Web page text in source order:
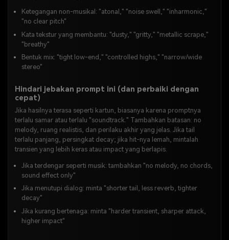
Ketegangan non-musikal: "atonal," "noise swell," "inharmonic,"
"no clear pitch"
Kata tekstur yang membantu: "dusty," "gritty," "metallic scrape,"
"breathy"
Bentuk mix: "tight low-end," "controlled highs," "narrow/wide
stereo"
Hindari jebakan prompt ini (dan perbaiki dengan
cepat)
Jika hasilnya terasa seperti kartun, biasanya karena promptnya
terlalu samar atau terlalu "soundtrack." Tambahkan batasan: no
melody, ruang realistis, dan perilaku akhir yang jelas. Jika tail
terlalu panjang, persingkat decay; jika hit-nya lemah, mintalah
transien yang lebih keras atau impact yang berlapis.
Jika terdengar seperti musik: tambahkan "no melody, no chords,
sound effect only"
Jika menutupi dialog: minta "shorter tail, less reverb, tighter
decay"
Jika kurang bertenaga: minta "harder transient, sharper attack,
higher impact"